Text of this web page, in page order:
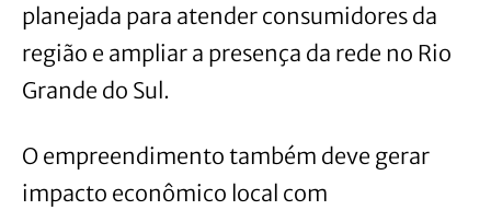
planejada para atender consumidores da
região e ampliar a presença da rede no Rio
Grande do Sul.
O empreendimento também deve gerar
impacto econômico local com